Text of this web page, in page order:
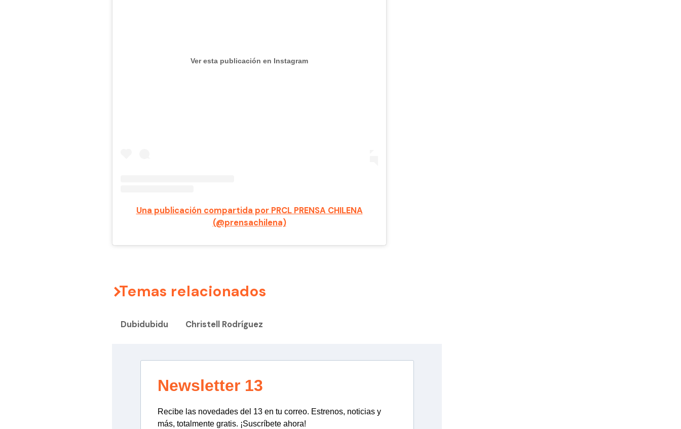
Ver esta publicación en Instagram
Una publicación compartida por PRCL PRENSA CHILENA
(@prensachilena)
Temas relacionados
Dubidubidu Christell Rodríguez
Newsletter 13
Recibe las novedades del 13 en tu correo. Estrenos, noticias y
más, totalmente gratis. ¡Suscríbete ahora!